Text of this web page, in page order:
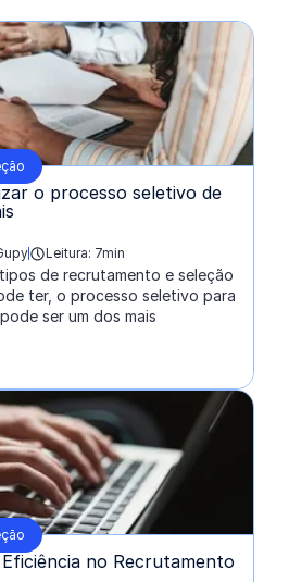
o processo seletivo de
Leitura: 7min
de recrutamento e seleção
ter, o processo seletivo para
ser um dos mais
no Recrutamento